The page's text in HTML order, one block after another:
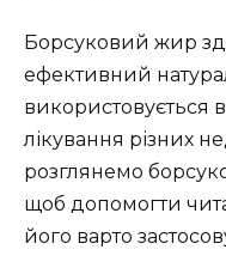
Борсуковий жир
ефективний
використовується
лікування різних
розглянемо
щоб допомогти
його варто